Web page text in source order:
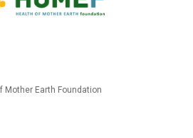
Mother Earth Foundation